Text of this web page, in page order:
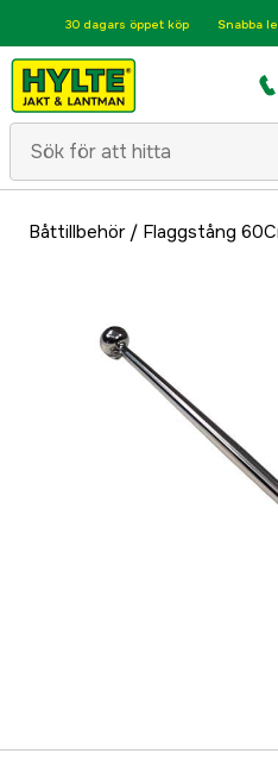
30 dagars öppet köp Snabba
Båttillbehör/ Flaggstång